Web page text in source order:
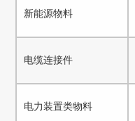
新能源物料
电缆连接件
电力装置类物料